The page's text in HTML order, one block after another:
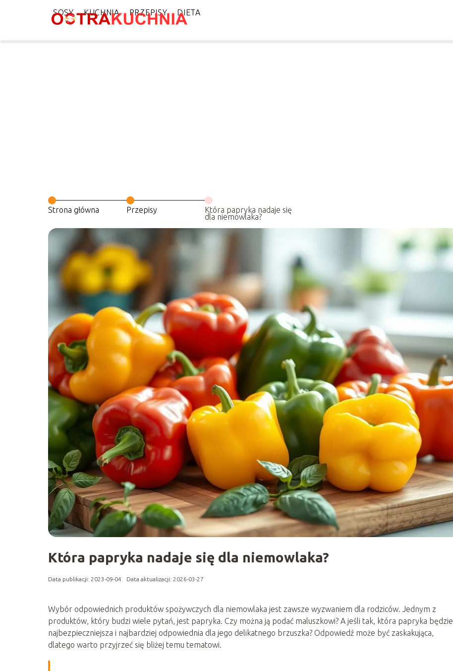
SOSY KUCHNIA PRZEPISY DIETA
Strona główna Przepisy Która papryka nadaje się
dla niemowlaka?
Która papryka nadaje się dla niemowlaka?
Data publikacji: 2023-09-04 Data aktualizacji: 2026-03-27
Wybór odpowiednich produktów spożywczych dla niemowlaka jest zawsze wyzwaniem dla rodziców. Jednym z
produktów, który budzi wiele pytań, jest papryka. Czy można ją podać maluszkowi? A jeśli tak, która papryka będzie
najbezpieczniejsza i najbardziej odpowiednia dla jego delikatnego brzuszka? Odpowiedź może być zaskakująca,
dlatego warto przyjrzeć się bliżej temu tematowi.